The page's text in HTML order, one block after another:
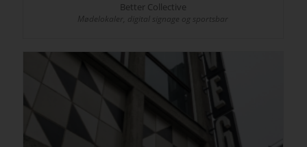
Better Collective
Mødelokaler, digital signage og sportsbar